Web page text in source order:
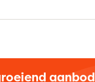
aanbod